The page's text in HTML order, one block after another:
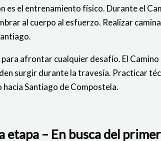
el entrenamiento físico. Durante el
al cuerpo al esfuerzo. Realizar
afrontar cualquier desafío. El
surgir durante la travesía. Practicar
Santiago de Compostela.
etapa – En busca del